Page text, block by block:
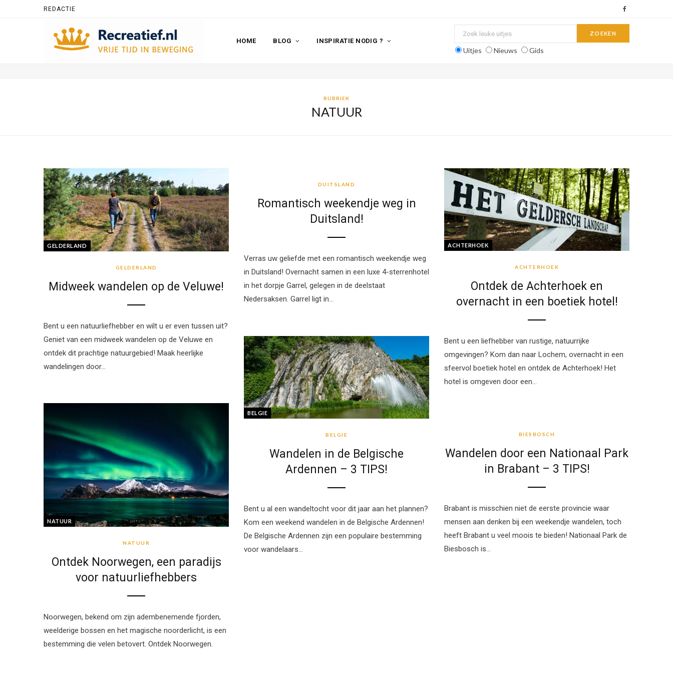
REDACTIE
c
HOME BLOG INSPIRATIE NODIG ?
Uitjes Nieuws Gids
RUBRIEK
NATUUR
GELDERLAND
GELDERLAND
Midweek wandelen op de Veluwe!
Bent u een natuurliefhebber en wilt u er even tussen uit?
Geniet van een midweek wandelen op de Veluwe en
ontdek dit prachtige natuurgebied! Maak heerlijke
wandelingen door…
DUITSLAND
Romantisch weekendje weg in
Duitsland!
Verras uw geliefde met een romantisch weekendje weg
in Duitsland! Overnacht samen in een luxe 4-sterrenhotel
in het dorpje Garrel, gelegen in de deelstaat
Nedersaksen. Garrel ligt in…
ACHTERHOEK
ACHTERHOEK
Ontdek de Achterhoek en
overnacht in een boetiek hotel!
Bent u een liefhebber van rustige, natuurrijke
omgevingen? Kom dan naar Lochem, overnacht in een
sfeervol boetiek hotel en ontdek de Achterhoek! Het
hotel is omgeven door een…
BELGIE
BELGIE
Wandelen in de Belgische
Ardennen – 3 TIPS!
Bent u al een wandeltocht voor dit jaar aan het plannen?
Kom een weekend wandelen in de Belgische Ardennen!
De Belgische Ardennen zijn een populaire bestemming
voor wandelaars…
NATUUR
NATUUR
Ontdek Noorwegen, een paradijs
voor natuurliefhebbers
Noorwegen, bekend om zijn adembenemende fjorden,
weelderige bossen en het magische noorderlicht, is een
bestemming die velen betovert. Ontdek Noorwegen.
BIESBOSCH
Wandelen door een Nationaal Park
in Brabant – 3 TIPS!
Brabant is misschien niet de eerste provincie waar
mensen aan denken bij een weekendje wandelen, toch
heeft Brabant u veel moois te bieden! Nationaal Park de
Biesbosch is…